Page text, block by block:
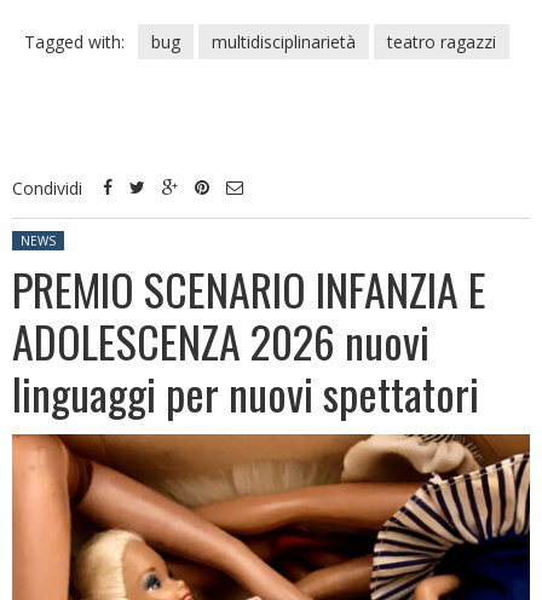
Tagged with: bug multidisciplinarietà teatro ragazzi
Condividi
Posted in:
NEWS
PREMIO SCENARIO INFANZIA E
ADOLESCENZA 2026 nuovi
linguaggi per nuovi spettatori